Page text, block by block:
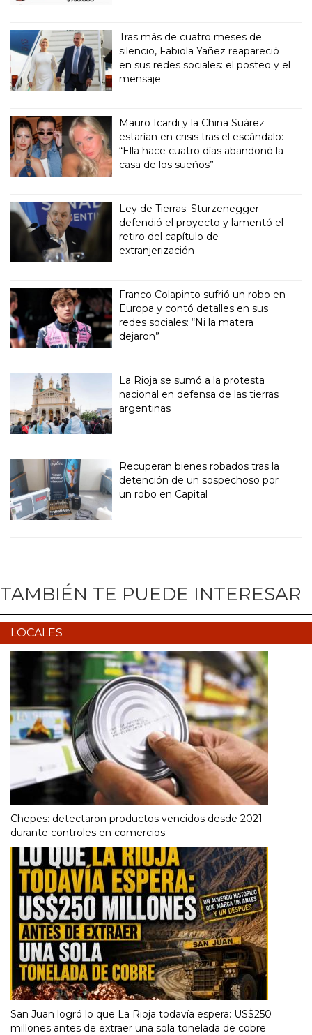
Tras más de cuatro meses de
silencio, Fabiola Yañez reapareció
en sus redes sociales: el posteo y el
mensaje
Mauro Icardi y la China Suárez
estarían en crisis tras el escándalo:
“Ella hace cuatro días abandonó la
casa de los sueños”
Ley de Tierras: Sturzenegger
defendió el proyecto y lamentó el
retiro del capítulo de
extranjerización
Franco Colapinto sufrió un robo en
Europa y contó detalles en sus
redes sociales: “Ni la matera
dejaron”
La Rioja se sumó a la protesta
nacional en defensa de las tierras
argentinas
Recuperan bienes robados tras la
detención de un sospechoso por
un robo en Capital
TAMBIÉN TE PUEDE INTERESAR
LOCALES
Chepes: detectaron productos vencidos desde 2021
durante controles en comercios
San Juan logró lo que La Rioja todavía espera: US$250
millones antes de extraer una sola tonelada de cobre